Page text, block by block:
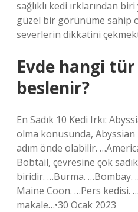
sağlıklı kedi ırklarından
güzel bir görünüme sahip
severlerin dikkatini
Evde hangi
beslenir?
En Sadık 10 Kedi Irkı:
olma konusunda,
adım önde olabilir.
Bobtail, çevresine çok
biridir. …Burma.
Maine Coon. …Pers kedisi.
makale…•30 Ocak 2023